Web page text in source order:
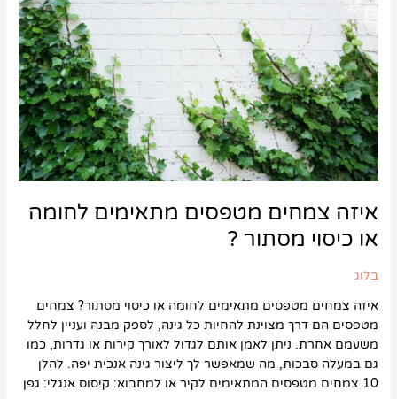
איזה צמחים מטפסים מתאימים לחומה
או כיסוי מסתור ?
בלוג
איזה צמחים מטפסים מתאימים לחומה או כיסוי מסתור? צמחים
מטפסים הם דרך מצוינת להחיות כל גינה, לספק מבנה ועניין לחלל
משעמם אחרת. ניתן לאמן אותם לגדול לאורך קירות או גדרות, כמו
גם במעלה סבכות, מה שמאפשר לך ליצור גינה אנכית יפה. להלן
10 צמחים מטפסים המתאימים לקיר או למחבוא: קיסוס אנגלי: גפן
מתאימים
לחומה
או
כיסוי
מסתור
?